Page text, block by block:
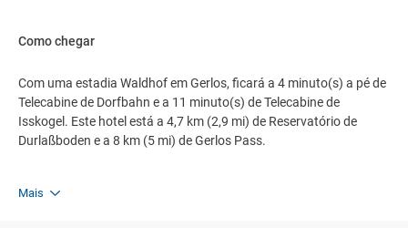
Como chegar
Com uma estadia Waldhof em Gerlos, ficará a 4 minuto(s) a pé de
Telecabine de Dorfbahn e a 11 minuto(s) de Telecabine de
Isskogel. Este hotel está a 4,7 km (2,9 mi) de Reservatório de
Durlaßboden e a 8 km (5 mi) de Gerlos Pass.
Mais